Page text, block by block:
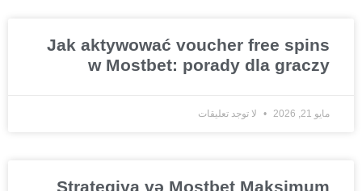
Jak aktywować voucher free spins
w Mostbet: porady dla graczy
مايو 21, 2026 لا توجد تعليقات
Strategiya və Mostbet Maksimum